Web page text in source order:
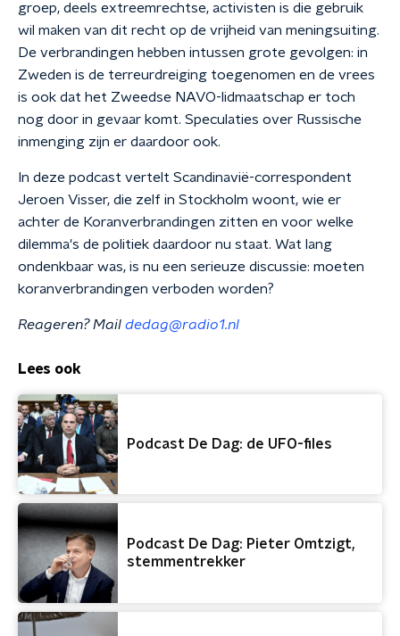
groep, deels extreemrechtse, activisten is die gebruik
wil maken van dit recht op de vrijheid van meningsuiting.
De verbrandingen hebben intussen grote gevolgen: in
Zweden is de terreurdreiging toegenomen en de vrees
is ook dat het Zweedse NAVO-lidmaatschap er toch
nog door in gevaar komt. Speculaties over Russische
inmenging zijn er daardoor ook.
In deze podcast vertelt Scandinavië-correspondent
Jeroen Visser, die zelf in Stockholm woont, wie er
achter de Koranverbrandingen zitten en voor welke
dilemma's de politiek daardoor nu staat. Wat lang
ondenkbaar was, is nu een serieuze discussie: moeten
koranverbrandingen verboden worden?
Reageren? Mail dedag@radio1.nl
Lees ook
Podcast De Dag: de UFO-files
Podcast De Dag: Pieter Omtzigt,
stemmentrekker